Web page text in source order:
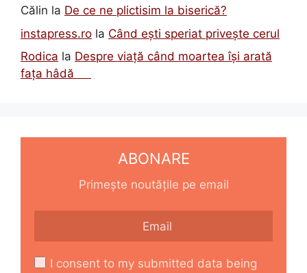
Călin la De ce ne plictisim la biserică?
instapress.ro la Când ești speriat privește cerul
Rodica la Despre viață când moartea își arată
fața hâdă
ABONARE
Primește noutățile pe email
I consent to my submitted data being